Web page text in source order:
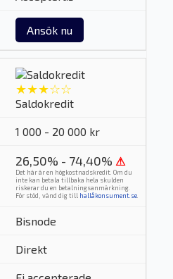
Ansök nu
★★★☆☆
Saldokredit
1 000 - 20 000 kr
26,50% - 74,40% ⚠
Det här är en högkostnadskredit. Om du
inte kan betala tillbaka hela skulden
riskerar du en betalningsanmärkning.
För stöd, vänd dig till hallåkonsument.se.
Bisnode
Direkt